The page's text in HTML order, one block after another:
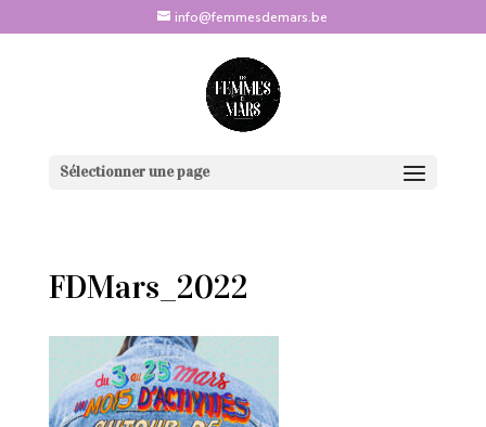
info@femmesdemars.be
Sélectionner une page
FDMars_2022